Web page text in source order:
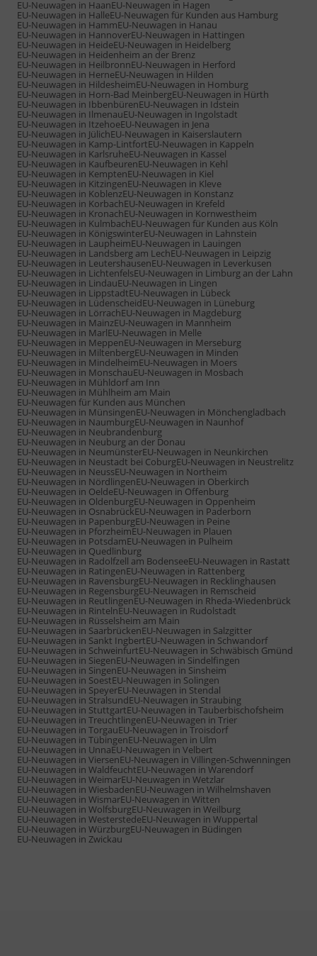
EU-Neuwagen in HaanEU-Neuwagen in Hagen
EU-Neuwagen in HalleEU-Neuwagen für Kunden aus Hamburg
EU-Neuwagen in HammEU-Neuwagen in Hanau
EU-Neuwagen in HannoverEU-Neuwagen in Hattingen
EU-Neuwagen in HeideEU-Neuwagen in Heidelberg
EU-Neuwagen in Heidenheim an der Brenz
EU-Neuwagen in HeilbronnEU-Neuwagen in Herford
EU-Neuwagen in HerneEU-Neuwagen in Hilden
EU-Neuwagen in HildesheimEU-Neuwagen in Homburg
EU-Neuwagen in Horn-Bad MeinbergEU-Neuwagen in Hürth
EU-Neuwagen in IbbenbürenEU-Neuwagen in Idstein
EU-Neuwagen in IlmenauEU-Neuwagen in Ingolstadt
EU-Neuwagen in ItzehoeEU-Neuwagen in Jena
EU-Neuwagen in JülichEU-Neuwagen in Kaiserslautern
EU-Neuwagen in Kamp-LintfortEU-Neuwagen in Kappeln
EU-Neuwagen in KarlsruheEU-Neuwagen in Kassel
EU-Neuwagen in KaufbeurenEU-Neuwagen in Kehl
EU-Neuwagen in KemptenEU-Neuwagen in Kiel
EU-Neuwagen in KitzingenEU-Neuwagen in Kleve
EU-Neuwagen in KoblenzEU-Neuwagen in Konstanz
EU-Neuwagen in KorbachEU-Neuwagen in Krefeld
EU-Neuwagen in KronachEU-Neuwagen in Kornwestheim
EU-Neuwagen in KulmbachEU-Neuwagen für Kunden aus Köln
EU-Neuwagen in KönigswinterEU-Neuwagen in Lahnstein
EU-Neuwagen in LaupheimEU-Neuwagen in Lauingen
EU-Neuwagen in Landsberg am LechEU-Neuwagen in Leipzig
EU-Neuwagen in LeutershausenEU-Neuwagen in Leverkusen
EU-Neuwagen in LichtenfelsEU-Neuwagen in Limburg an der Lahn
EU-Neuwagen in LindauEU-Neuwagen in Lingen
EU-Neuwagen in LippstadtEU-Neuwagen in Lübeck
EU-Neuwagen in LüdenscheidEU-Neuwagen in Lüneburg
EU-Neuwagen in LörrachEU-Neuwagen in Magdeburg
EU-Neuwagen in MainzEU-Neuwagen in Mannheim
EU-Neuwagen in MarlEU-Neuwagen in Melle
EU-Neuwagen in MeppenEU-Neuwagen in Merseburg
EU-Neuwagen in MiltenbergEU-Neuwagen in Minden
EU-Neuwagen in MindelheimEU-Neuwagen in Moers
EU-Neuwagen in MonschauEU-Neuwagen in Mosbach
EU-Neuwagen in Mühldorf am Inn
EU-Neuwagen in Mühlheim am Main
EU-Neuwagen für Kunden aus München
EU-Neuwagen in MünsingenEU-Neuwagen in Mönchengladbach
EU-Neuwagen in NaumburgEU-Neuwagen in Naunhof
EU-Neuwagen in Neubrandenburg
EU-Neuwagen in Neuburg an der Donau
EU-Neuwagen in NeumünsterEU-Neuwagen in Neunkirchen
EU-Neuwagen in Neustadt bei CoburgEU-Neuwagen in Neustrelitz
EU-Neuwagen in NeussEU-Neuwagen in Northeim
EU-Neuwagen in NördlingenEU-Neuwagen in Oberkirch
EU-Neuwagen in OeldeEU-Neuwagen in Offenburg
EU-Neuwagen in OldenburgEU-Neuwagen in Oppenheim
EU-Neuwagen in OsnabrückEU-Neuwagen in Paderborn
EU-Neuwagen in PapenburgEU-Neuwagen in Peine
EU-Neuwagen in PforzheimEU-Neuwagen in Plauen
EU-Neuwagen in PotsdamEU-Neuwagen in Pulheim
EU-Neuwagen in Quedlinburg
EU-Neuwagen in Radolfzell am BodenseeEU-Neuwagen in Rastatt
EU-Neuwagen in RatingenEU-Neuwagen in Rattenberg
EU-Neuwagen in RavensburgEU-Neuwagen in Recklinghausen
EU-Neuwagen in RegensburgEU-Neuwagen in Remscheid
EU-Neuwagen in ReutlingenEU-Neuwagen in Rheda-Wiedenbrück
EU-Neuwagen in RintelnEU-Neuwagen in Rudolstadt
EU-Neuwagen in Rüsselsheim am Main
EU-Neuwagen in SaarbrückenEU-Neuwagen in Salzgitter
EU-Neuwagen in Sankt IngbertEU-Neuwagen in Schwandorf
EU-Neuwagen in SchweinfurtEU-Neuwagen in Schwäbisch Gmünd
EU-Neuwagen in SiegenEU-Neuwagen in Sindelfingen
EU-Neuwagen in SingenEU-Neuwagen in Sinsheim
EU-Neuwagen in SoestEU-Neuwagen in Solingen
EU-Neuwagen in SpeyerEU-Neuwagen in Stendal
EU-Neuwagen in StralsundEU-Neuwagen in Straubing
EU-Neuwagen in StuttgartEU-Neuwagen in Tauberbischofsheim
EU-Neuwagen in TreuchtlingenEU-Neuwagen in Trier
EU-Neuwagen in TorgauEU-Neuwagen in Troisdorf
EU-Neuwagen in TübingenEU-Neuwagen in Ulm
EU-Neuwagen in UnnaEU-Neuwagen in Velbert
EU-Neuwagen in ViersenEU-Neuwagen in Villingen-Schwenningen
EU-Neuwagen in WaldfeuchtEU-Neuwagen in Warendorf
EU-Neuwagen in WeimarEU-Neuwagen in Wetzlar
EU-Neuwagen in WiesbadenEU-Neuwagen in Wilhelmshaven
EU-Neuwagen in WismarEU-Neuwagen in Witten
EU-Neuwagen in WolfsburgEU-Neuwagen in Weilburg
EU-Neuwagen in WesterstedeEU-Neuwagen in Wuppertal
EU-Neuwagen in WürzburgEU-Neuwagen in Büdingen
EU-Neuwagen in Zwickau